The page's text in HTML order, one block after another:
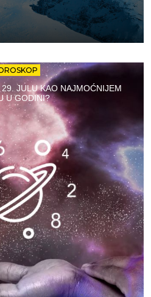
JULU KAO NAJMOĆNIJEM
U GODINI?